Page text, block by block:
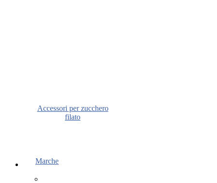
Accessori per zucchero
filato
Marche